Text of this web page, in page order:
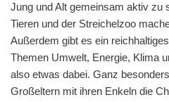
Jung und Alt gemeinsam aktiv zu
Tieren und der Streichelzoo
Außerdem gibt es ein
Themen Umwelt, Energie, Klima
also etwas dabei. Ganz
Großeltern mit ihren Enkeln die